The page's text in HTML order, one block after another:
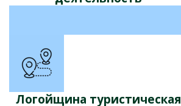
Логойщина туристическая